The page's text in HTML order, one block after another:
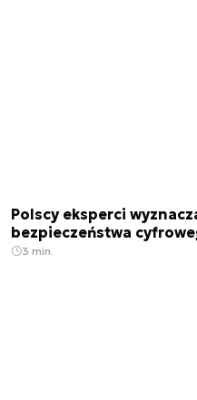
Polscy eksperci
bezpieczeństwa
3 min.